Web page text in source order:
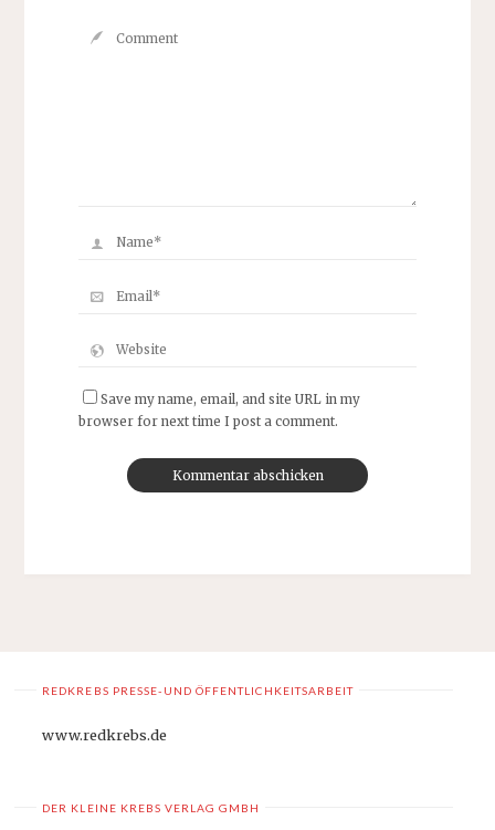
Save my name, email, and site URL in my
browser for next time I post a comment.
REDKREBS PRESSE-UND ÖFFENTLICHKEITSARBEIT
www.redkrebs.de
DER KLEINE KREBS VERLAG GMBH